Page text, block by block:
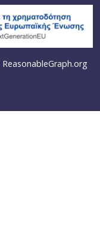
ReasonableGraph.org